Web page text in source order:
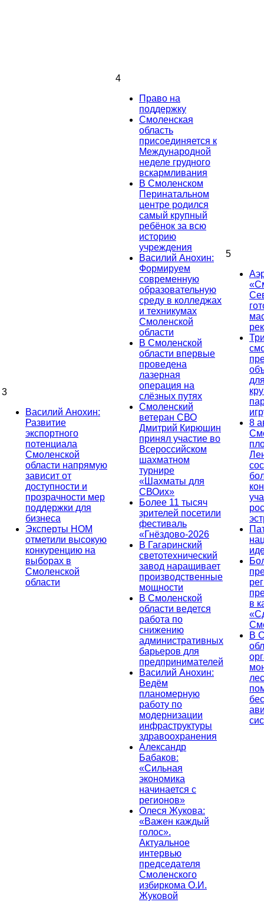
3
Василий Анохин:
Развитие
экспортного
потенциала
Смоленской
области напрямую
зависит от
доступности и
прозрачности мер
поддержки для
бизнеса
Эксперты НОМ
отметили высокую
конкуренцию на
выборах в
Смоленской
области
4
Право на
поддержку
Смоленская
область
присоединяется к
Международной
неделе грудного
вскармливания
В Смоленском
Перинатальном
центре родился
самый крупный
ребёнок за всю
историю
учреждения
Василий Анохин:
Формируем
современную
образовательную
среду в колледжах
и техникумах
Смоленской
области
В Смоленской
области впервые
проведена
лазерная
операция на
слёзных путях
Смоленский
ветеран СВО
Дмитрий Кирюшин
принял участие во
Всероссийском
шахматном
турнире
«Шахматы для
СВОих»
Более 11 тысяч
зрителей посетили
фестиваль
«Гнёздово-2026
В Гагаринский
светотехнический
завод наращивает
производственные
мощности
В Смоленской
области ведется
работа по
снижению
административных
барьеров для
предпринимателей
Василий Анохин:
Ведём
планомерную
работу по
модернизации
инфраструктуры
здравоохранения
Александр
Бабаков:
«Сильная
экономика
начинается с
регионов»
Олеся Жукова:
«Важен каждый
голос».
Актуальное
интервью
председателя
Смоленского
избиркома О.И.
Жуковой
5
8
в
В